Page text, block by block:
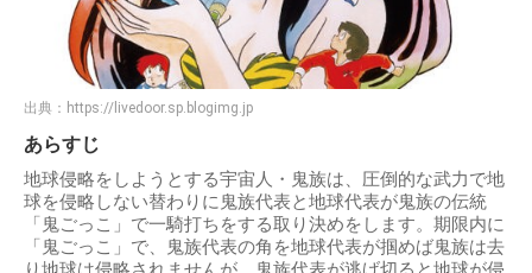
出典： https://livedoor.sp.blogimg.jp
あらすじ
地球侵略をしようとする宇宙人・鬼族は、圧倒的な武力で地
球を侵略しない替わりに鬼族代表と地球代表が鬼族の伝統
「鬼ごっこ」で一騎打ちをする取り決めをします。期限内に
「鬼ごっこ」で、鬼族代表の角を地球代表が掴めば鬼族は去